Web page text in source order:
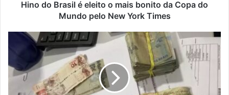
Copa
pelo
Times
Hino do Brasil é eleito o mais bonito da Copa do
Mundo pelo New York Times
brasileiros
usam
plataformas